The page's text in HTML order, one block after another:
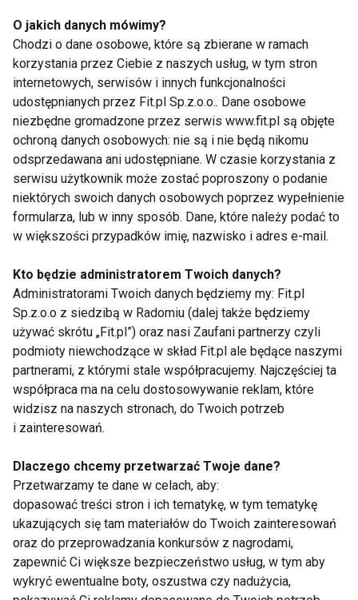
Top 5 sylwestrowych hitów
tanecznych
Taneczny dzień tylko dla Pań
Zumbathon 2012
Zumba sentao – nowy program
zumby
Gina Grant – zakochana w
O jakich danych mówimy?
Chodzi o dane osobowe, które są zbierane w ramach
korzystania przez Ciebie z naszych usług, w tym stron
internetowych, serwisów i innych funkcjonalności
udostępnianych przez Fit.pl Sp.z.o.o.. Dane osobowe
niezbędne gromadzone przez serwis www.fit.pl są objęte
ochroną danych osobowych: nie są i nie będą nikomu
odsprzedawana ani udostępniane. W czasie korzystania z
serwisu użytkownik może zostać poproszony o podanie
niektórych swoich danych osobowych poprzez wypełnienie
formularza, lub w inny sposób. Dane, które należy podać to
w większości przypadków imię, nazwisko i adres e-mail.
Kto będzie administratorem Twoich danych?
Administratorami Twoich danych będziemy my: Fit.pl
Sp.z.o.o z siedzibą w Radomiu (dalej także będziemy
używać skrótu „Fit.pl”) oraz nasi Zaufani partnerzy czyli
podmioty niewchodzące w skład Fit.pl ale będące naszymi
partnerami, z którymi stale współpracujemy. Najczęściej ta
współpraca ma na celu dostosowywanie reklam, które
widzisz na naszych stronach, do Twoich potrzeb
i zainteresowań.
Dlaczego chcemy przetwarzać Twoje dane?
Przetwarzamy te dane w celach, aby:
dopasować treści stron i ich tematykę, w tym tematykę
ukazujących się tam materiałów do Twoich zainteresowań
oraz do przeprowadzania konkursów z nagrodami,
zapewnić Ci większe bezpieczeństwo usług, w tym aby
wykryć ewentualne boty, oszustwa czy nadużycia,